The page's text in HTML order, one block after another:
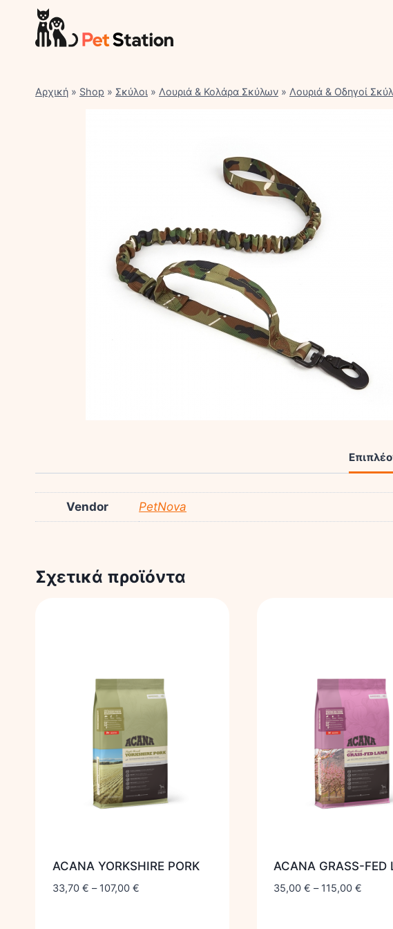
content
Αρχική » Shop » Σκύλοι » Λουριά & Κολάρα Σκύλων » Λουριά & Οδηγοί
Vendor PetNova
Σχετικά προϊόντα
ACANA YORKSHIRE PORK
33,70 € – 107,00 €
ACANA GRASS-FED
35,00 € – 115,00 €